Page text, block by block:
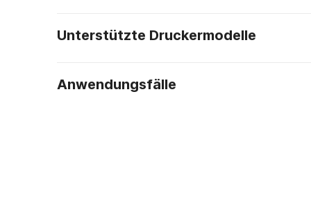
Unterstützte Druckermodelle
Anwendungsfälle